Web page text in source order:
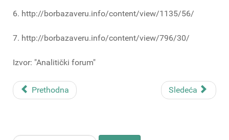
6. http://borbazaveru.info/content/view/1135/56/
7. http://borbazaveru.info/content/view/796/30/
Izvor: "Analitički forum"
Prethodna Sledeća